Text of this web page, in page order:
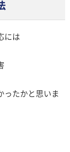
には
ったかと思いま